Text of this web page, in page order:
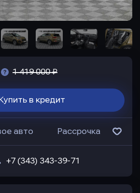
1 419 000 ₽
в кредит
авто Рассрочка
+7 (343) 343-39-71